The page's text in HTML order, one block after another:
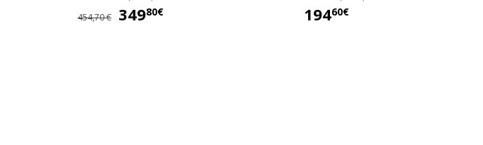
454,70 € 34980€ 19460€